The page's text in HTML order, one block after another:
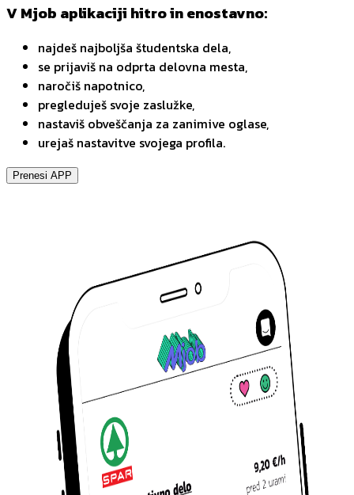
V Mjob aplikaciji hitro in enostavno:
najdeš najboljša študentska dela,
se prijaviš na odprta delovna mesta,
naročiš napotnico,
pregleduješ svoje zaslužke,
nastaviš obveščanja za zanimive oglase,
urejaš nastavitve svojega profila.
Prenesi APP